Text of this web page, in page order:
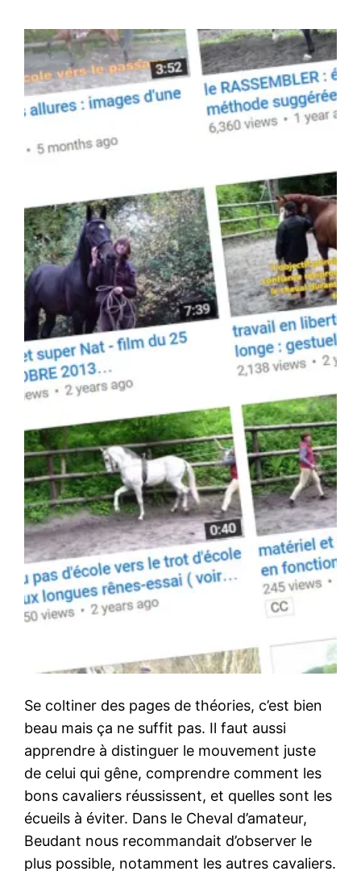
Se coltiner des pages de théories, c’est bien
beau mais ça ne suffit pas. Il faut aussi
apprendre à distinguer le mouvement juste
de celui qui gêne, comprendre comment les
bons cavaliers réussissent, et quelles sont les
écueils à éviter. Dans le Cheval d’amateur,
Beudant nous recommandait d’observer le
plus possible, notamment les autres cavaliers.